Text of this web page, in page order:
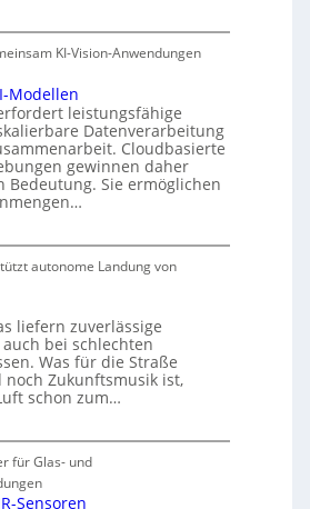
KI-Vision-Anwendungen
Modellen
leistungsfähige
Datenverarbeitung
Cloudbasierte
gewinnen daher
Bedeutung. Sie ermöglichen
autonome Landung von
liefern zuverlässige
bei schlechten
Was für die Straße
noch Zukunftsmusik ist,
schon zum…
für Glas- und
Sensoren